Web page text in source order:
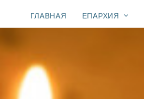
ГЛАВНАЯ ЕПАРХИЯ